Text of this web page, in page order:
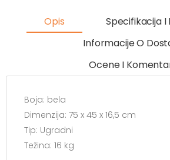
Opis
Specifikacija
Informacije O
Ocene I
Boja: bela
Dimenzija: 75 x 45 x 16,5 cm
Tip: Ugradni
Težina: 16 kg